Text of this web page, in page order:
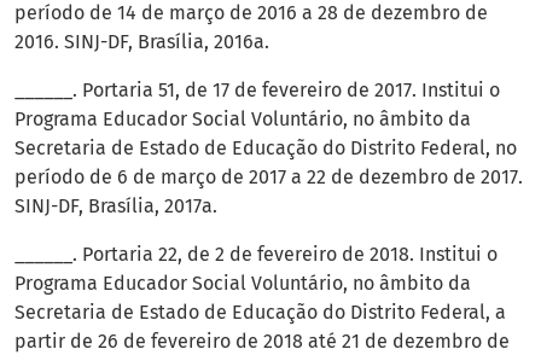
período de 14 de março de 2016 a 28 de dezembro de
2016. SINJ-DF, Brasília, 2016a.
______. Portaria 51, de 17 de fevereiro de 2017. Institui o
Programa Educador Social Voluntário, no âmbito da
Secretaria de Estado de Educação do Distrito Federal, no
período de 6 de março de 2017 a 22 de dezembro de 2017.
SINJ-DF, Brasília, 2017a.
______. Portaria 22, de 2 de fevereiro de 2018. Institui o
Programa Educador Social Voluntário, no âmbito da
Secretaria de Estado de Educação do Distrito Federal, a
partir de 26 de fevereiro de 2018 até 21 de dezembro de